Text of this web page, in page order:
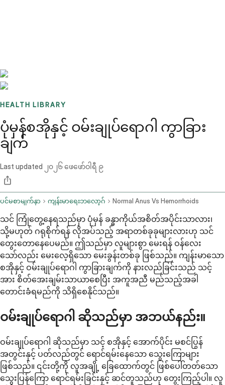
HEALTH LIBRARY
ပုံမှန်စအိုနှင့် ဝမ်းချုပ်ရောဂါ ကွာခြား
ချက်
Last updated ၂၀၂၆ ဖေဖော်ဝါရီ ၉
ပင်မစာမျက်နှာ ကျန်းမာရေးဘလော့ဂ် Normal Anus Vs Hemorrhoids
သင် ကြုံတွေ့နေရသည်မှာ ပုံမှန် ခန္ဓာကိုယ်အစိတ်အပိုင်းသာလား၊
သို့မဟုတ် ဂရုစိုက်ရန် လိုအပ်သည့် အရာတစ်ခုခုများလားဟု သင်
တွေးတောနေပေမည်။ ဤသည်မှာ လူများစွာ မေးရန် ဝန်လေး
သော်လည်း မေးလေ့ရှိသော မေးခွန်းတစ်ခု ဖြစ်သည်။ ကျန်းမာသော
စအိုနှင့် ဝမ်းချုပ်ရောဂါ ကွာခြားချက်ကို နားလည်ခြင်းသည် သင့်
အား စိတ်အေးချမ်းသာယာစေပြီး အကူအညီ မည်သည့်အခါ
တောင်းခံရမည်ကို သိရှိစေနိုင်သည်။
ဝမ်းချုပ်ရောဂါ ဆိုသည်မှာ အဘယ်နည်း။
ဝမ်းချုပ်ရောဂါ ဆိုသည်မှာ သင့် စအိုနှင့် အောက်ပိုင်း မစင်ပြွန်
အတွင်းနှင့် ပတ်လည်တွင် ရောင်ရမ်းနေသော သွေးကြောများ
ဖြစ်သည်။ ၎င်းတို့ကို လူအချို့ ခြေထောက်တွင် ဖြစ်ပေါ်တတ်သော
သွေးပြန်ကြော ရောင်ရမ်းခြင်းနှင့် ဆင်တူသည်ဟု တွေးကြည့်ပါ။ လူ